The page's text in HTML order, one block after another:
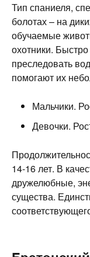
Тип спаниеля,
болотах – на
обучаемые
охотники.
преследовать
помогают их
Мальчики.
Девочки.
14-16 лет. В
дружелюбные,
существа.